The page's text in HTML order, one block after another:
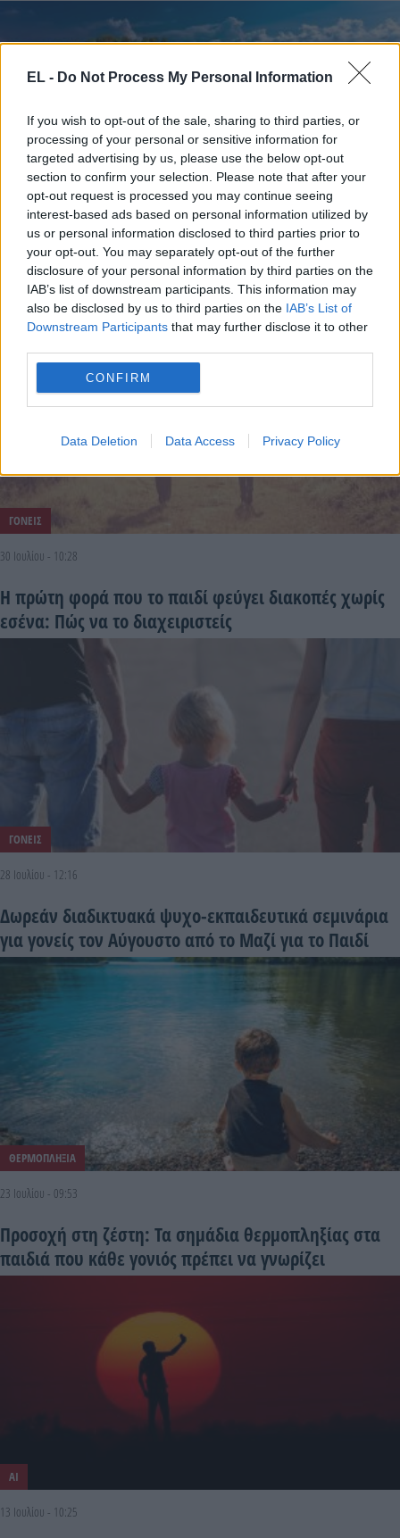
EL - Do Not Process My Personal Information
If you wish to opt-out of the sale, sharing to third parties, or
processing of your personal or sensitive information for
targeted advertising by us, please use the below opt-out
section to confirm your selection. Please note that after your
opt-out request is processed you may continue seeing
interest-based ads based on personal information utilized by
us or personal information disclosed to third parties prior to
your opt-out. You may separately opt-out of the further
disclosure of your personal information by third parties on the
IAB’s list of downstream participants. This information may
also be disclosed by us to third parties on the IAB’s List of
Downstream Participants that may further disclose it to other
CONFIRM
Data Deletion Data Access Privacy Policy
ΔΙΑΤΡΟΦΗ
1 Αυγούστου - 13:58
Υγιεινά σνακ για την παραλία που αντέχουν στη
ζέστη
ΓΟΝΕΙΣ
30 Ιουλίου - 10:28
Η πρώτη φορά που το παιδί φεύγει διακοπές χωρίς
εσένα: Πώς να το διαχειριστείς
ΓΟΝΕΙΣ
28 Ιουλίου - 12:16
Δωρεάν διαδικτυακά ψυχο-εκπαιδευτικά σεμινάρια
για γονείς τον Αύγουστο από το Μαζί για το Παιδί
ΘΕΡΜΟΠΛΗΞΙΑ
23 Ιουλίου - 09:53
Προσοχή στη ζέστη: Τα σημάδια θερμοπληξίας στα
παιδιά που κάθε γονιός πρέπει να γνωρίζει
AI
13 Ιουλίου - 10:25